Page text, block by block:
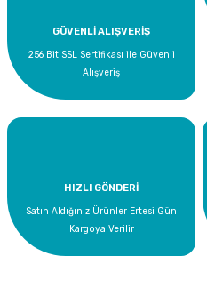
GÜVENLİ ALIŞVERİŞ
256 Bit SSL Sertifikası ile Güvenli
Alışveriş
HIZLI GÖNDERİ
Satın Aldığınız Ürünler Ertesi Gün
Kargoya Verilir